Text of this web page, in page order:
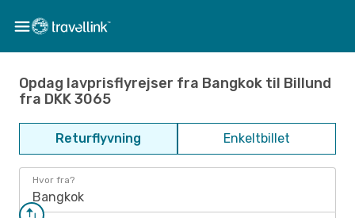
Opdag lavprisflyrejser fra Bangkok til Billund
fra DKK 3065
Returflyvning Enkeltbillet
Hvor fra?
Bangkok